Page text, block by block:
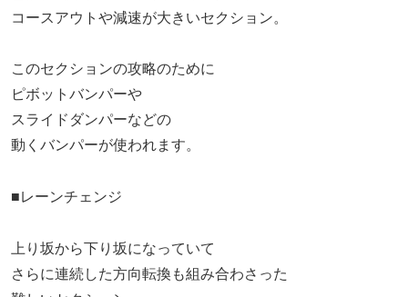
コースアウトや減速が大きいセクション。
このセクションの攻略のために
ピボットバンパーや
スライドダンパーなどの
動くバンパーが使われます。
■レーンチェンジ
上り坂から下り坂になっていて
さらに連続した方向転換も組み合わさった